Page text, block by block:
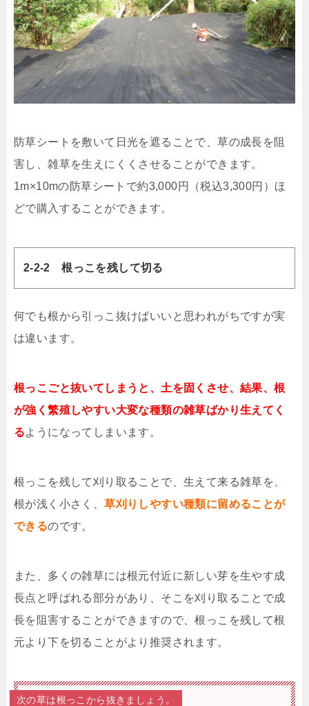
防草シートを敷いて日光を遮ることで、草の成長を阻
害し、雑草を生えにくくさせることができます。
1m×10mの防草シートで約3,000円（税込3,300円）ほ
どで購入することができます。
2-2-2 根っこを残して切る
何でも根から引っこ抜けばいいと思われがちですが実
は違います。
根っこごと抜いてしまうと、土を固くさせ、結果、根
が強く繁殖しやすい大変な種類の雑草ばかり生えてく
るようになってしまいます。
根っこを残して刈り取ることで、生えて来る雑草を、
根が浅く小さく、草刈りしやすい種類に留めることが
できるのです。
また、多くの雑草には根元付近に新しい芽を生やす成
長点と呼ばれる部分があり、そこを刈り取ることで成
長を阻害することができますので、根っこを残して根
元より下を切ることがより推奨されます。
次の草は根っこから抜きましょう。